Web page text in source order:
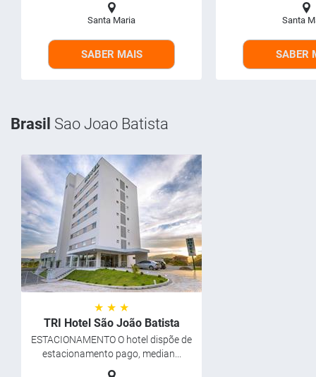
Santa Maria
SABER MAIS
Santa
SABER
Brasil Sao Joao Batista
★ ★ ★
TRI Hotel São João Batista
ESTACIONAMENTO O hotel dispõe de
estacionamento pago, median...